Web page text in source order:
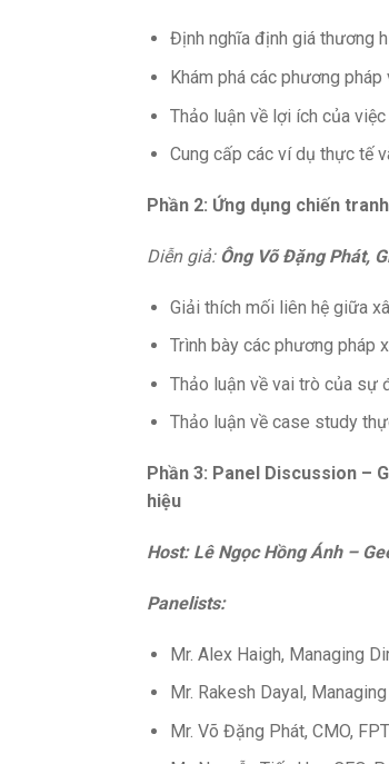
Định nghĩa định giá thương
Khám phá các phương
Thảo luận về lợi ích của
Cung cấp các ví dụ thực tế
Phần 2: Ứng dụng chiến
Diễn giả: Ông Võ Đặng Phát,
Giải thích mối liên hệ giữa
Trình bày các phương pháp
Thảo luận về vai trò của sự
Thảo luận về case study
Phần 3: Panel Discussion –
hiệu
Host: Lê Ngọc Hồng Ánh –
Panelists:
Mr. Alex Haigh, Managing
Mr. Rakesh Dayal,
Mr. Võ Đặng Phát, CMO, FPT